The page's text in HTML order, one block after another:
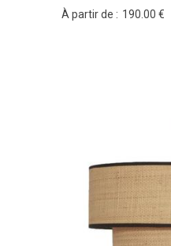
À partir de : 190 .00 €